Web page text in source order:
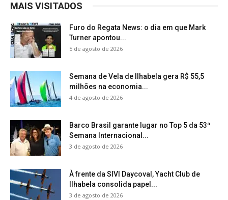
MAIS VISITADOS
Furo do Regata News: o dia em que Mark
Turner apontou...
5 de agosto de 2026
Semana de Vela de Ilhabela gera R$ 55,5
milhões na economia...
4 de agosto de 2026
Barco Brasil garante lugar no Top 5 da 53ª
Semana Internacional...
3 de agosto de 2026
À frente da SIVI Daycoval, Yacht Club de
Ilhabela consolida papel...
3 de agosto de 2026